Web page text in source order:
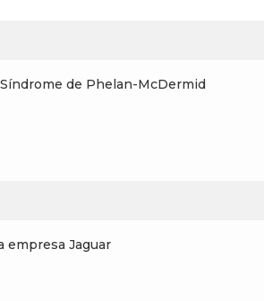
de Phelan-McDermid
empresa Jaguar